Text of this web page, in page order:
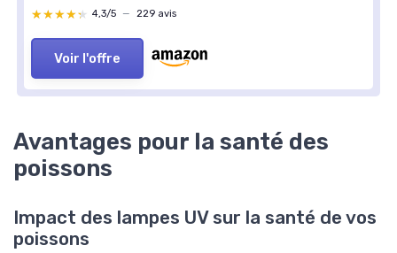
★★★★★
★★★★★ 4,3/5 — 229 avis
Voir l'offre
Avantages pour la santé des
poissons
Impact des lampes UV sur la santé de vos
poissons